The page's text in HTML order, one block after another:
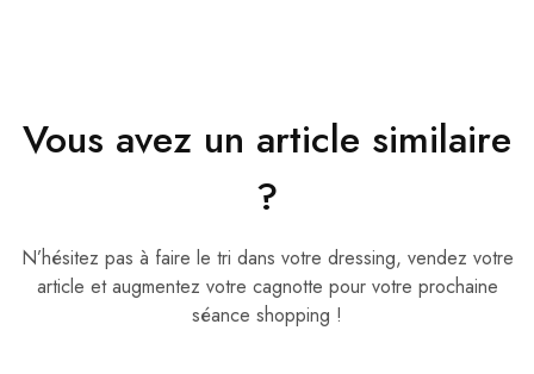
Vous avez un article similaire
?
N’hésitez pas à faire le tri dans votre dressing, vendez votre
article et augmentez votre cagnotte pour votre prochaine
séance shopping !